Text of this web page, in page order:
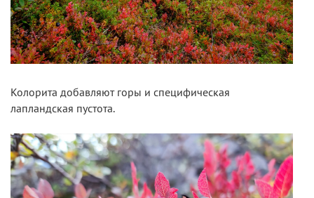
Колорита добавляют горы и специфическая
лапландская пустота.